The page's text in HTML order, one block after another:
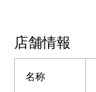
店舗情報
名称